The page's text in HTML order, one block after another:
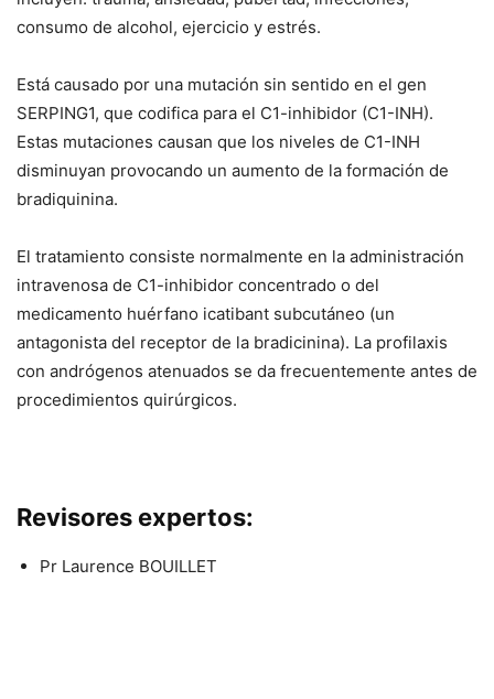
consumo de alcohol, ejercicio y estrés.
Está causado por una mutación sin sentido en el gen
SERPING1, que codifica para el C1-inhibidor (C1-INH).
Estas mutaciones causan que los niveles de C1-INH
disminuyan provocando un aumento de la formación de
bradiquinina.
El tratamiento consiste normalmente en la administración
intravenosa de C1-inhibidor concentrado o del
medicamento huérfano icatibant subcutáneo (un
antagonista del receptor de la bradicinina). La profilaxis
con andrógenos atenuados se da frecuentemente antes de
procedimientos quirúrgicos.
Revisores expertos:
Pr Laurence BOUILLET